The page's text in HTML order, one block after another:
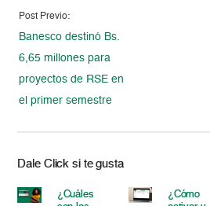
Post Previo:
Banesco destinó Bs.
6,65 millones para
proyectos de RSE en
el primer semestre
Dale Click si te gusta
¿Cuáles
¿Cómo